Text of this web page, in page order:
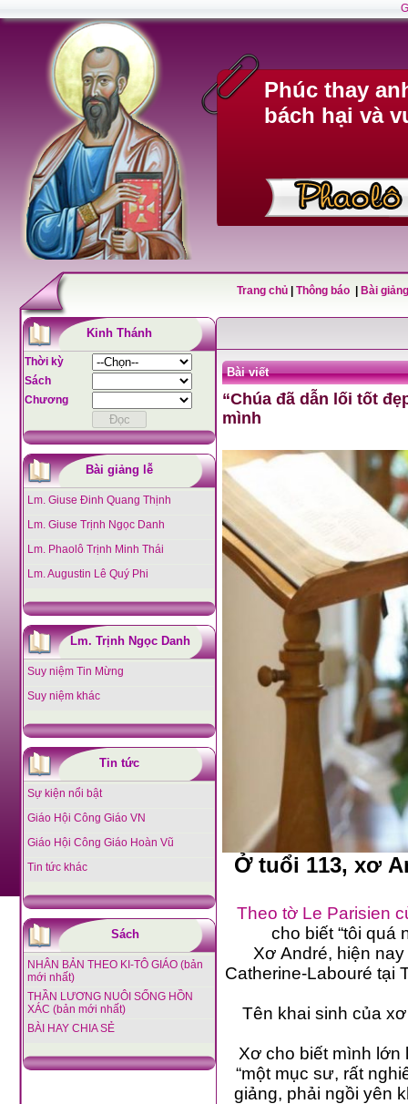
Phúc thay
bách hại và
Trang chủ Thông báo Bài
Kinh Thánh
Thời kỳ
Sách
Chương
Bài giảng lễ
Lm. Giuse Đinh Quang Thịnh
Lm. Giuse Trịnh Ngọc Danh
Lm. Phaolô Trịnh Minh Thái
Lm. Augustin Lê Quý Phi
Lm. Trịnh Ngọc Danh
Suy niệm Tin Mừng
Suy niệm khác
Tin tức
Sự kiện nổi bật
Giáo Hội Công Giáo VN
Giáo Hội Công Giáo Hoàn Vũ
Tin tức khác
Sách
NHÂN BẢN THEO KI-TÔ GIÁO (bản
mới nhất)
THẦN LƯƠNG NUÔI SỐNG HỒN
XÁC (bản mới nhất)
BÀI HAY CHIA SẺ
Bài viết
“Chúa đã dẫn lối tốt
mình
Ở tuổi 113, xơ
Theo tờ Le Parisien
cho biết “tôi quá
Xơ André, hiện nay
Catherine-Labouré tại
Tên khai sinh của
Xơ cho biết mình lớn
“một mục sư, rất nghiêm
giảng, phải ngồi yên không